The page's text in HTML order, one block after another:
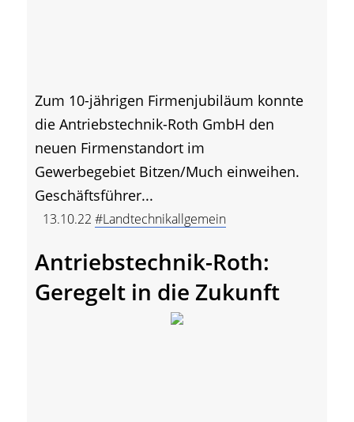
Zum 10-jährigen Firmenjubiläum konnte
die Antriebstechnik-Roth GmbH den
neuen Firmenstandort im
Gewerbegebiet Bitzen/Much einweihen.
Geschäftsführer...
13.10.22 #Landtechnikallgemein
Antriebstechnik-Roth:
Geregelt in die Zukunft